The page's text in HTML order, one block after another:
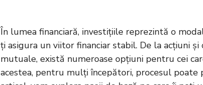
În lumea financiară, investițiile reprezintă o
ți asigura un viitor financiar stabil. De la acțiuni
mutuale, există numeroase opțiuni pentru cei
acestea, pentru mulți începători, procesul poate